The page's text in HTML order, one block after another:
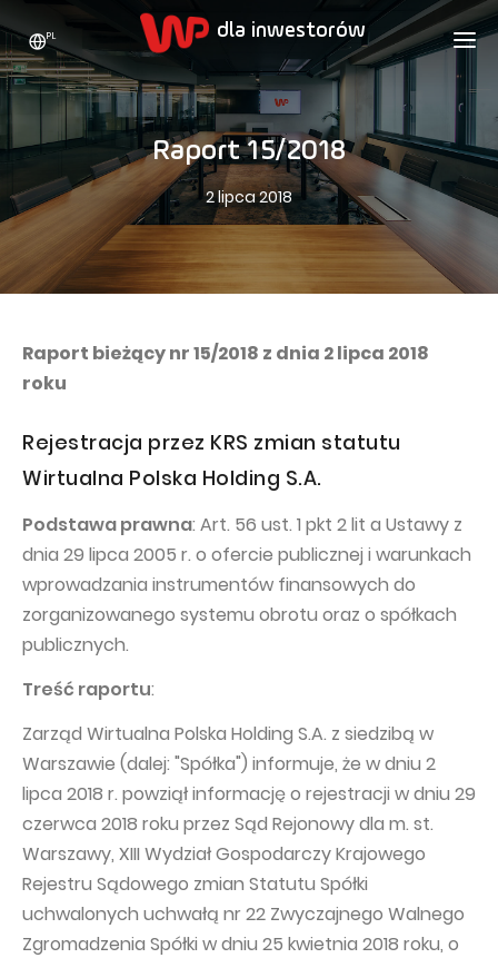
WP HOLDING
Kim jesteśmy
Strategia rozwoju
Statystyki
Wartości
Nasze marki
Biuro prasowe
GRUPA KAPITAŁOWA
WP Media
Invia Group
Wakacje.pl
Audioteka Group
Superauto.pl
Extradom
Wirtualne Media
DLA INWESTORÓW
AKCJE
Bieżące notowania
Akcje WPL
Dywidenda
Analitycy
Programy motywacyjne
Raporty okresowe
Raporty zintegrowane
Prezentacje finansowe
Prospekt emisyjny
Komunikaty prasowe
Kalendarium WPH
ŁAD KORPORACYJNY
Statut
Zespół Zarządzający
REKLAMA
WP Media
Totalmoney
Extradom
KONTAKT
PL
Raport 15/2018
2 lipca 2018
Raport bieżący nr 15/2018 z dnia 2 lipca 2018
roku
Rejestracja przez KRS zmian statutu
Wirtualna Polska Holding S.A.
Podstawa prawna: Art. 56 ust. 1 pkt 2 lit a Ustawy z
dnia 29 lipca 2005 r. o ofercie publicznej i warunkach
wprowadzania instrumentów finansowych do
zorganizowanego systemu obrotu oraz o spółkach
publicznych.
Treść raportu:
Zarząd Wirtualna Polska Holding S.A. z siedzibą w
Warszawie (dalej: "Spółka") informuje, że w dniu 2
lipca 2018 r. powziął informację o rejestracji w dniu 29
czerwca 2018 roku przez Sąd Rejonowy dla m. st.
Warszawy, XIII Wydział Gospodarczy Krajowego
Rejestru Sądowego zmian Statutu Spółki
uchwalonych uchwałą nr 22 Zwyczajnego Walnego
Zgromadzenia Spółki w dniu 25 kwietnia 2018 roku, o